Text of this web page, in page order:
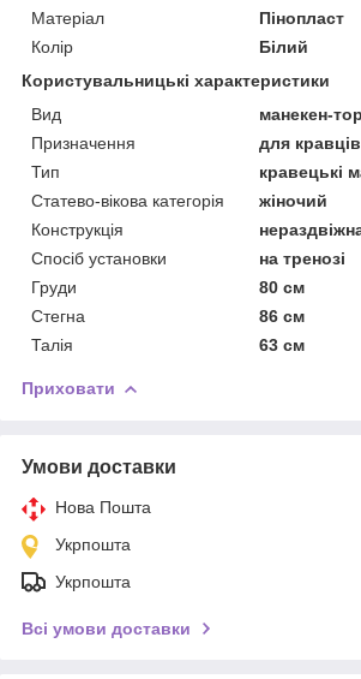
Матеріал
Пінопласт
Колір
Білий
Користувальницькі характеристики
Вид
манекен-
Призначення
для кравців
Тип
кравецькі
Статево-вікова категорія
жіночий
Конструкція
Спосіб установки
на тренозі
Груди
80 см
Стегна
86 см
Талія
63 см
Приховати
Умови доставки
Нова Пошта
Укрпошта
Укрпошта
Всі умови доставки